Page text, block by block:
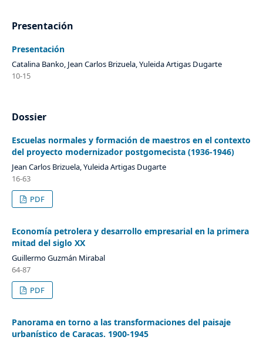
Presentación
Presentación
Catalina Banko, Jean Carlos Brizuela, Yuleida Artigas Dugarte
10-15
Dossier
Escuelas normales y formación de maestros en el contexto
del proyecto modernizador postgomecista (1936-1946)
Jean Carlos Brizuela, Yuleida Artigas Dugarte
16-63
PDF
Economía petrolera y desarrollo empresarial en la primera
mitad del siglo XX
Guillermo Guzmán Mirabal
64-87
PDF
Panorama en torno a las transformaciones del paisaje
urbanístico de Caracas. 1900-1945